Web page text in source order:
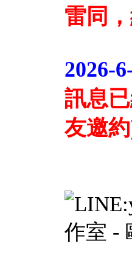
雷同，
2026-
訊息
友邀